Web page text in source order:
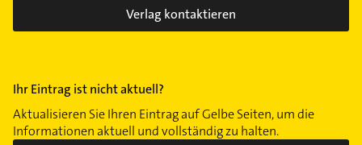
Verlag kontaktieren
Ihr Eintrag ist nicht aktuell?
Aktualisieren Sie Ihren Eintrag auf Gelbe Seiten, um die
Informationen aktuell und vollständig zu halten.